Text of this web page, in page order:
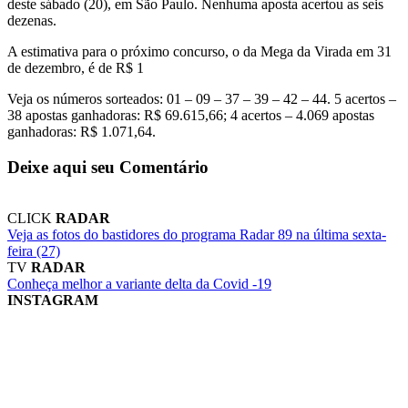
deste sábado (20), em São Paulo. Nenhuma aposta acertou as seis
dezenas.
A estimativa para o próximo concurso, o da Mega da Virada em 31
de dezembro, é de R$ 1
Veja os números sorteados: 01 – 09 – 37 – 39 – 42 – 44. 5 acertos –
38 apostas ganhadoras: R$ 69.615,66; 4 acertos – 4.069 apostas
ganhadoras: R$ 1.071,64.
Deixe aqui seu Comentário
CLICK RADAR
Veja as fotos do bastidores do programa Radar 89 na última sexta-
feira (27)
TV RADAR
Conheça melhor a variante delta da Covid -19
INSTAGRAM